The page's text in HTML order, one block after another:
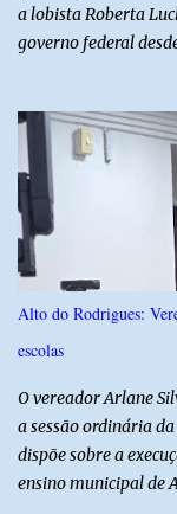
a lobista Roberta
governo federal
públicos que
lobista esteve no
Desenvolvimento
sócio de Lulinha. Os
oficiais. Fábio Luís é
30, a pedido da PF,
para defender
pública. Segundo a
ajuda de Luchsinger
Alto do Rodrigues:
escolas
O vereador Arlane
a sessão ordinária
dispõe sobre a
ensino municipal de